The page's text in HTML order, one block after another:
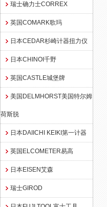
瑞士确力士CORREX
英国COMARK歌玛
日本CEDAR杉崎计器扭力仪
日本CHINOI千野
英国CASTLE城堡牌
美国DELMHORST美国特尔姆
荷斯脱
日本DAIICHI KEIKI第一计器
英国ELCOMETER易高
日本EISEN艾森
瑞士GIROD